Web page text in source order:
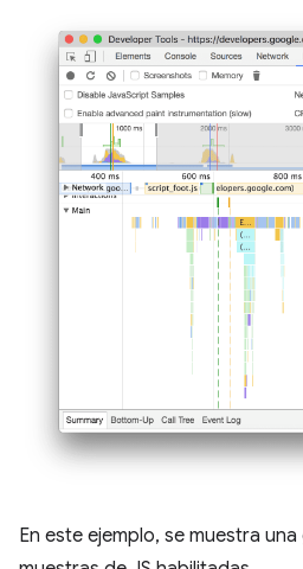
En este ejemplo, se muestra